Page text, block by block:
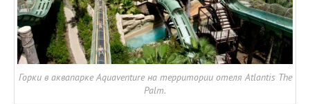
Горки в аквапарке Aquaventure на территории отеля Atlantis The
Palm.